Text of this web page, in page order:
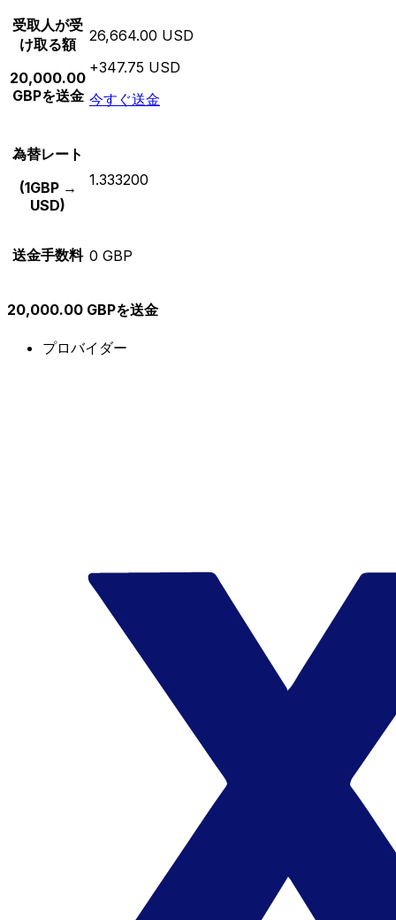
受取人が受
け取る額
20,000.00
GBPを送金
26,664.00 USD
+347.75 USD
今すぐ送金
為替レート
(1GBP →
USD)
1.333200
送金手数料 0 GBP
20,000.00 GBPを送金
プロバイダー